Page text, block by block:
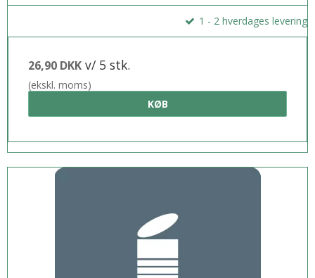
1 - 2 hverdages levering
26,90 DKK v/ 5 stk.
(ekskl. moms)
KØB